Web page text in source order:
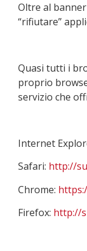
Oltre al
“rifiutare”
Quasi tutti i
proprio
servizio che
Internet
Safari: http://
Chrome:
Firefox: http://